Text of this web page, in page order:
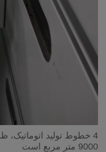
4 خطوط تولید اتوماتیک،
9000 متر مربع است